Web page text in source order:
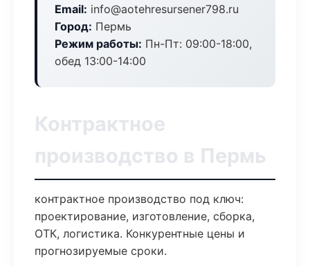
Email: info@aotehresursener798.ru
Город: Пермь
Режим работы: Пн-Пт: 09:00-18:00,
обед 13:00-14:00
Контрактное
производство в Пермь
контрактное производство под ключ:
проектирование, изготовление, сборка,
ОТК, логистика. Конкурентные цены и
прогнозируемые сроки.